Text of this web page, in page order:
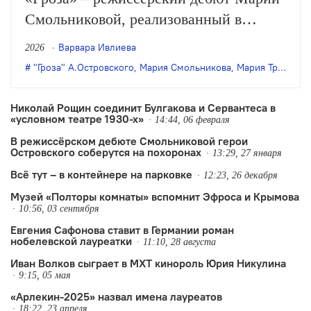
Смольниковой, реализованный в
театральном объединении «Озеро».
Рассказываем, почему, если вы его еще
2026
Варвара Ивлиева
"Гроза" А.Островского Мария Смольникова Мария Трегубова
Николай Рощин соединит Булгакова и Сервантеса в
«условном театре 1930-х»
14:44, 06 февраля
В режиссёрском дебюте Смольниковой герои
Островского соберутся на похоронах
13:29, 27 января
Всё тут – в контейнере на парковке 12:23, 26 декабря
Музей «Полторы комнаты» вспомнит Эфроса и Крымова
10:56, 03 сентября
Евгения Сафонова ставит в Германии роман
нобелевской лауреатки
11:10, 28 августа
Иван Волков сыграет в МХТ кинороль Юрия Никулина
9:15, 05 мая
«Арлекин-2025» назвал имена лауреатов
18:22, 23 апреля